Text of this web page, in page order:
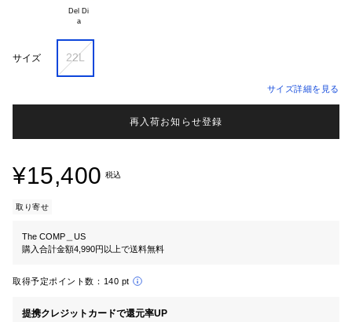
Del Di
a
サイズ 22L
サイズ詳細を見る
再入荷お知らせ登録
¥15,400 税込
取り寄せ
The COMP＿US
購入合計金額4,990円以上で送料無料
取得予定ポイント数： 140 pt
提携クレジットカードで還元率UP